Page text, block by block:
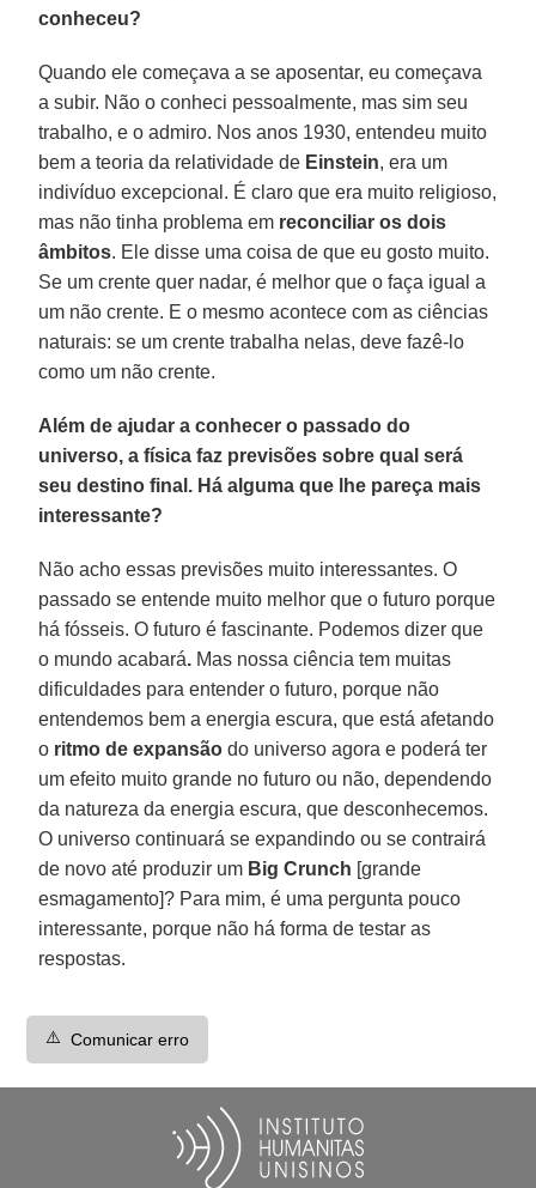
conheceu?
Quando ele começava a se aposentar, eu começava
a subir. Não o conheci pessoalmente, mas sim seu
trabalho, e o admiro. Nos anos 1930, entendeu muito
bem a teoria da relatividade de Einstein, era um
indivíduo excepcional. É claro que era muito religioso,
mas não tinha problema em reconciliar os dois
âmbitos. Ele disse uma coisa de que eu gosto muito.
Se um crente quer nadar, é melhor que o faça igual a
um não crente. E o mesmo acontece com as ciências
naturais: se um crente trabalha nelas, deve fazê-lo
como um não crente.
Além de ajudar a conhecer o passado do
universo, a física faz previsões sobre qual será
seu destino final. Há alguma que lhe pareça mais
interessante?
Não acho essas previsões muito interessantes. O
passado se entende muito melhor que o futuro porque
há fósseis. O futuro é fascinante. Podemos dizer que
o mundo acabará. Mas nossa ciência tem muitas
dificuldades para entender o futuro, porque não
entendemos bem a energia escura, que está afetando
o ritmo de expansãodo universo agora e poderá ter
um efeito muito grande no futuro ou não, dependendo
da natureza da energia escura, que desconhecemos.
O universo continuará se expandindo ou se contrairá
de novo até produzir um Big Crunch [grande
esmagamento]? Para mim, é uma pergunta pouco
interessante, porque não há forma de testar as
respostas.
⚠️ Comunicar erro